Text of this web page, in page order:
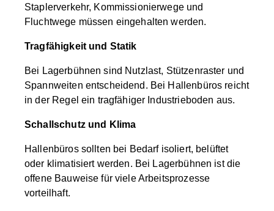
Staplerverkehr, Kommissionierwege und
Fluchtwege müssen eingehalten werden.
Tragfähigkeit und Statik
Bei Lagerbühnen sind Nutzlast, Stützenraster und
Spannweiten entscheidend. Bei Hallenbüros reicht
in der Regel ein tragfähiger Industrieboden aus.
Schallschutz und Klima
Hallenbüros sollten bei Bedarf isoliert, belüftet
oder klimatisiert werden. Bei Lagerbühnen ist die
offene Bauweise für viele Arbeitsprozesse
vorteilhaft.